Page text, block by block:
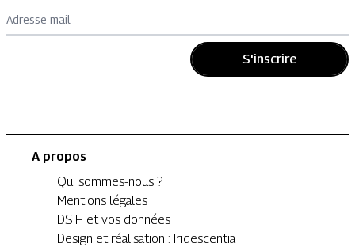
Adresse mail
S'inscrire
A propos
Qui sommes-nous ?
Mentions légales
DSIH et vos données
Design et réalisation : Iridescentia